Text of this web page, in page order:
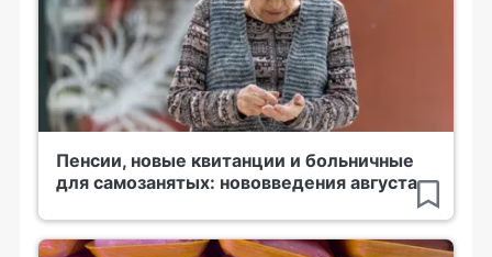
Пенсии, новые квитанции и больничные
для самозанятых: нововведения августа